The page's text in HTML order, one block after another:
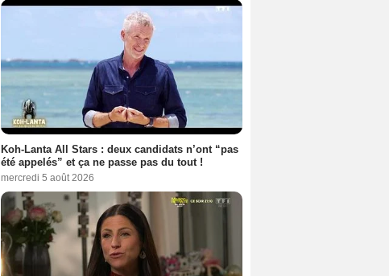
Koh-Lanta All Stars : deux candidats n’ont “pas
été appelés” et ça ne passe pas du tout !
mercredi 5 août 2026